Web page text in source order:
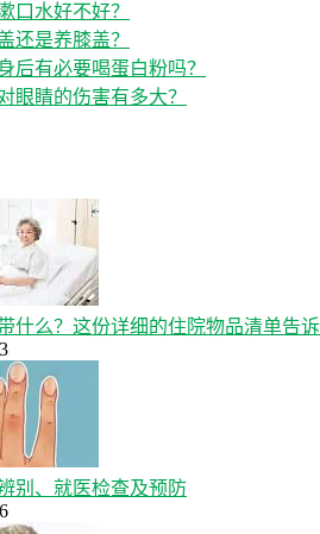
口水好不好？
还是养膝盖？
后有必要喝蛋白粉吗？
眼睛的伤害有多大？
什么？这份详细的住院物品清单告诉
别、就医检查及预防